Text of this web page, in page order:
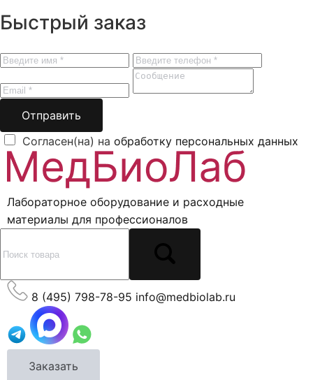
Быстрый заказ
Отправить
Согласен(на) на обработку персональных данных
Лабораторное оборудование и расходные
материалы для профессионалов
8 (495) 798-78-95 info@medbiolab.ru
Заказать